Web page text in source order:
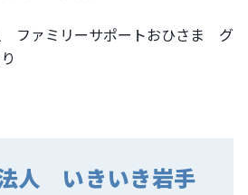
ファミリーサポートおひさま グ
人 いきいき岩手